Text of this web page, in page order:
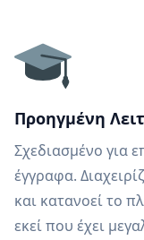
Προηγμένη
Σχεδιασμένο για
έγγραφα.
και κατανοεί το
εκεί που έχει